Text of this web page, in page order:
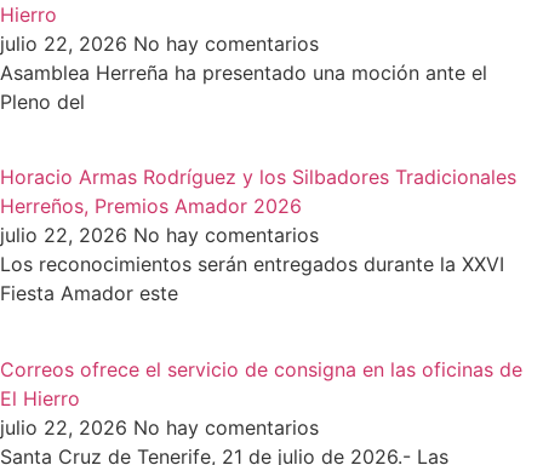
Hierro
julio 22, 2026 No hay comentarios
Asamblea Herreña ha presentado una moción ante el
Pleno del
Horacio Armas Rodríguez y los Silbadores Tradicionales
Herreños, Premios Amador 2026
julio 22, 2026 No hay comentarios
Los reconocimientos serán entregados durante la XXVI
Fiesta Amador este
Correos ofrece el servicio de consigna en las oficinas de
El Hierro
julio 22, 2026 No hay comentarios
Santa Cruz de Tenerife, 21 de julio de 2026.- Las